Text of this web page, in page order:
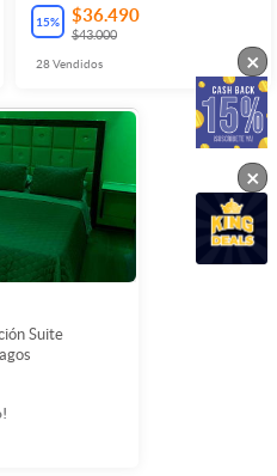
15% $36.490
$43.000
28Vendidos
Suite
×
×